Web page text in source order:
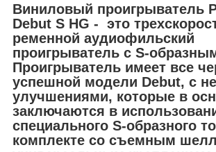
Виниловый проигрыватель
Debut S HG - это
ременной аудиофильский
проигрыватель с S-
Проигрыватель имеет все
успешной модели Debut, с
улучшениями, которые в
заключаются в
специального S-образного
комплекте со съемным